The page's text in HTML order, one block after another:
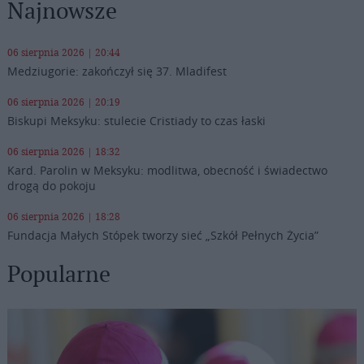
Najnowsze
06 sierpnia 2026 | 20:44
Medziugorie: zakończył się 37. Mladifest
06 sierpnia 2026 | 20:19
Biskupi Meksyku: stulecie Cristiady to czas łaski
06 sierpnia 2026 | 18:32
Kard. Parolin w Meksyku: modlitwa, obecność i świadectwo
drogą do pokoju
06 sierpnia 2026 | 18:28
Fundacja Małych Stópek tworzy sieć „Szkół Pełnych Życia”
Popularne